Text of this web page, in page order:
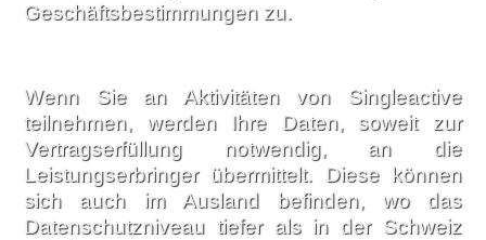
Geschäftsbestimmungen zu.
Wenn Sie an Aktivitäten von Singleactive
teilnehmen, werden Ihre Daten, soweit zur
Vertragserfüllung notwendig, an die
Leistungserbringer übermittelt. Diese können
sich auch im Ausland befinden, wo das
Datenschutzniveau tiefer als in der Schweiz